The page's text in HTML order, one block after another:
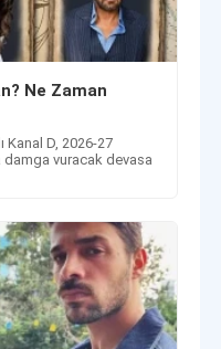
Ne Zaman
Kanal D, 2026-27
damga vuracak devasa